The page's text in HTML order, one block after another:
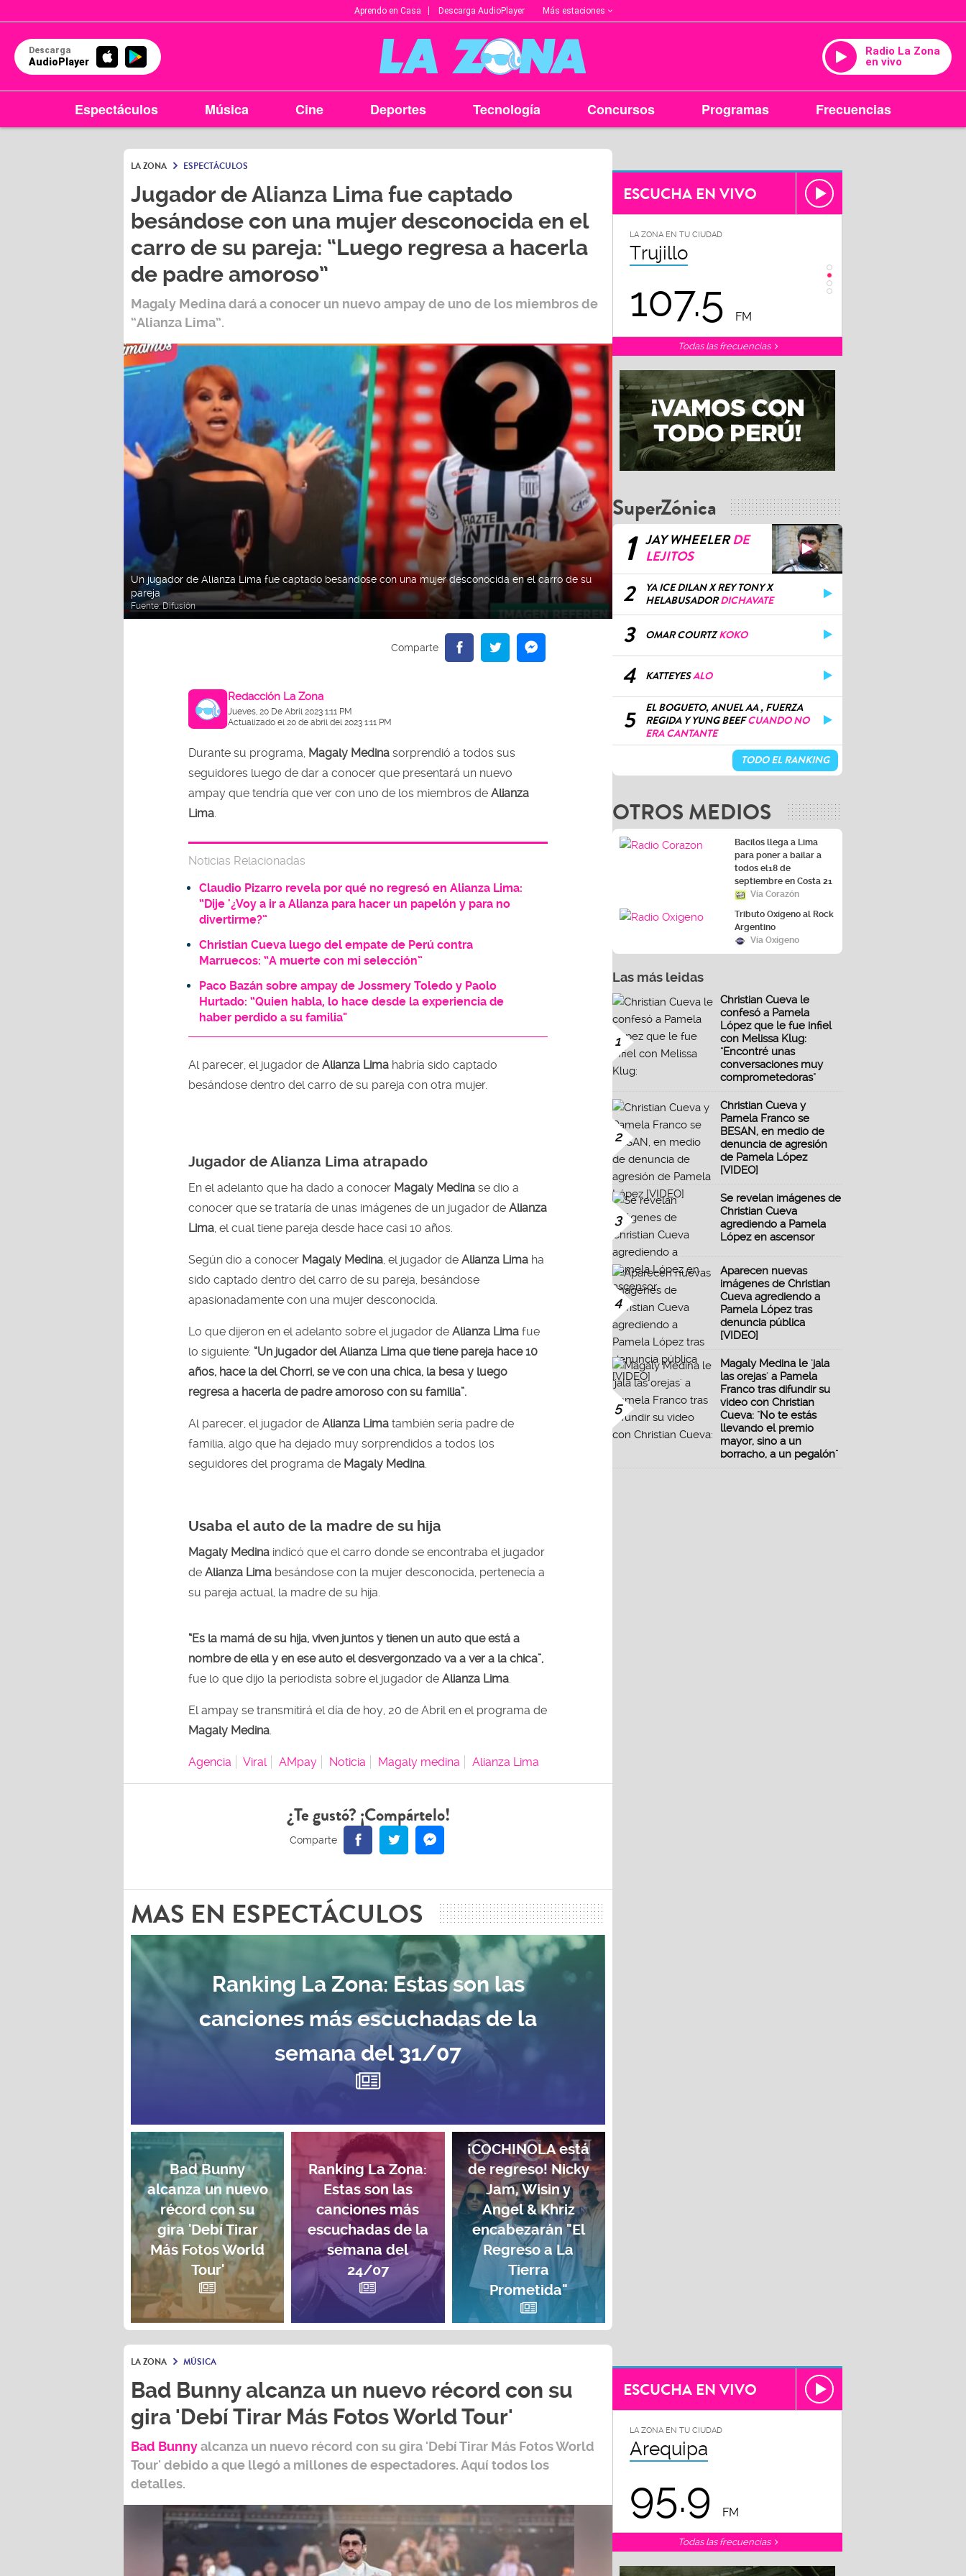
Aprendo en Casa Descarga AudioPlayer Más estaciones
Descarga
AudioPlayer
Radio La Zona
en vivo
Espectáculos Música Cine Deportes Tecnología Concursos Programas Frecuencias
LA ZONA ESPECTÁCULOS
Jugador de Alianza Lima fue captado
besándose con una mujer desconocida en el
carro de su pareja: “Luego regresa a hacerla
de padre amoroso”
Magaly Medinadará a conocer un nuevo ampay de uno de los miembros de
“Alianza Lima”.
Un jugador de Alianza Lima fue captado besándose con una mujer desconocida en el carro de su
pareja
Fuente:Difusión
Redacción La Zona
Jueves, 20 De Abril 2023 1:11 PM
Actualizado el 20 de abril del 2023 1:11 PM
Durante su programa, Magaly Medina sorprendió a todos sus
seguidores luego de dar a conocer que presentará un nuevo
ampay que tendría que ver con uno de los miembros de Alianza
Lima
Noticias Relacionadas
Claudio Pizarro revela por qué no regresó en Alianza Lima:
“Dije '¿Voy a ir a Alianza para hacer un papelón y para no
divertirme?”
Christian Cueva luego del empate de Perú contra
Marruecos: “A muerte con mi selección”
Paco Bazán sobre ampay de Jossmery Toledo y Paolo
Hurtado: “Quien habla, lo hace desde la experiencia de
haber perdido a su familia"
Al parecer, el jugador de Alianza Lima habría sido captado
besándose dentro del carro de su pareja con otra mujer.
Jugador de Alianza Lima atrapado
En el adelanto que ha dado a conocer Magaly Medina se dio a
conocer que se trataría de unas imágenes de un jugador de Alianza
Lima , el cual tiene pareja desde hace casi 10 años.
Según dio a conocer Magaly Medina , el jugador de Alianza Lima ha
sido captado dentro del carro de su pareja, besándose
apasionadamente con una mujer desconocida.
Lo que dijeron en el adelanto sobre el jugador de Alianza Lima fue
lo siguiente: “Un jugador del Alianza Lima que tiene pareja hace 10
años, hace la del Chorri, se ve con una chica, la besa y luego
regresa a hacerla de padre amoroso con su familia”.
Al parecer, el jugador de Alianza Lima también sería padre de
familia, algo que ha dejado muy sorprendidos a todos los
seguidores del programa de Magaly Medina
Usaba el auto de la madre de su hija
Magaly Medina indicó que el carro donde se encontraba el jugador
de Alianza Lima besándose con la mujer desconocida, pertenecía a
su pareja actual, la madre de su hija.
“Es la mamá de su hija, viven juntos y tienen un auto que está a
nombre de ella y en ese auto el desvergonzado va a ver a la chica”,
fue lo que dijo la periodista sobre el jugador de Alianza Lima
El ampay se transmitirá el día de hoy, 20 de Abril en el programa de
Magaly Medina
Agencia Viral AMpay Noticia Magaly medina Alianza Lima
¿Te gustó? ¡Compártelo!
MAS EN ESPECTÁCULOS
Ranking La Zona: Estas son las
canciones más escuchadas de la
semana del 31/07
Bad Bunny
alcanza un nuevo
récord con su
gira 'Debí Tirar
Más Fotos World
Tour'
Ranking La Zona:
Estas son las
canciones más
escuchadas de la
semana del
24/07
¡COCHINOLA está
de regreso! Nicky
Jam, Wisin y
Angel & Khriz
encabezarán "El
Regreso a La
Tierra
Prometida"
ESCUCHA EN VIVO
Arequipa
95.9
LA ZONA EN TU CIUDAD
Trujillo
107.5 FM 102.3
Todas las frecuencias
SuperZónica
1 JAY WHEELERDE
LEJITOS
2
YA ICE DILAN X REY TONY X
HELABUSADORDICHAVATE
3 OMAR COURTZKOKO
4 KATTEYESALO
5
EL BOGUETO, ANUEL AA , FUERZA
REGIDA Y YUNG BEEFCUANDO NO
ERA CANTANTE
TODO EL RANKING
OTROS MEDIOS
Bacilos llega a Lima
para poner a bailar a
todos el18 de
septiembre en Costa 21
Vía Corazón
Tributo Oxígeno al Rock
Argentino
Vía Oxígeno
Las más leidas
1
Christian Cueva le
confesó a Pamela
López que le fue infiel
con Melissa Klug:
"Encontré unas
conversaciones muy
comprometedoras"
2
Christian Cueva y
Pamela Franco se
BESAN, en medio de
denuncia de agresión
de Pamela López
[VIDEO]
3
Se revelan imágenes de
Christian Cueva
agrediendo a Pamela
López en ascensor
4
Aparecen nuevas
imágenes de Christian
Cueva agrediendo a
Pamela López tras
denuncia pública
[VIDEO]
5
Magaly Medina le 'jala
las orejas' a Pamela
Franco tras difundir su
video con Christian
Cueva: "No te estás
llevando el premio
mayor, sino a un
borracho, a un pegalón"
LA ZONA MÚSICA
Bad Bunny alcanza un nuevo récord con su
gira 'Debí Tirar Más Fotos World Tour'
Bad Bunnyalcanza un nuevo récord con su gira 'Debí Tirar Más Fotos World
Tour' debido a que llegó a millones de espectadores. Aquí todos los
detalles.
ESCUCHA EN VIVO
LA ZONA EN TU CIUDAD
Arequipa
95.9 FM
Todas las frecuencias